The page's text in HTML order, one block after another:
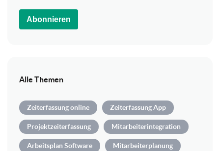
Abonnieren
Alle Themen
Zeiterfassung online Zeiterfassung App
Projektzeiterfassung Mitarbeiterintegration
Arbeitsplan Software Mitarbeiterplanung